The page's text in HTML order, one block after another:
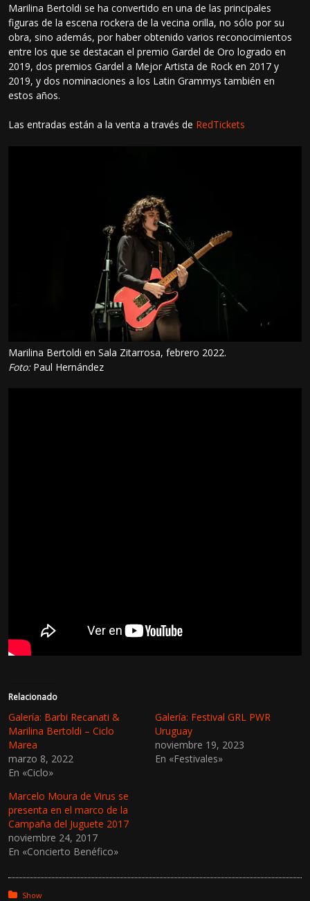
Marilina Bertoldi se ha convertido en una de las principales
figuras de la escena rockera de la vecina orilla, no sólo por su
obra, sino además, por haber obtenido varios reconocimientos
entre los que se destacan el premio Gardel de Oro logrado en
2019, dos premios Gardel a Mejor Artista de Rock en 2017 y
2019, y dos nominaciones a los Latin Grammys también en
estos años.
Las entradas están a la venta a través de RedTickets
Marilina Bertoldi en Sala Zitarrosa, febrero 2022.
Foto:Paul Hernández
Relacionado
Galería: Barbi Recanati &
Marilina Bertoldi – Ciclo
Marea
marzo 8, 2022
En «Ciclo»
Galería: Festival GRL PWR
Uruguay
noviembre 19, 2023
En «Festivales»
Marcelo Moura de Virus se
presenta en el marco de la
Campaña del Juguete 2017
noviembre 24, 2017
En «Concierto Benéfico»
Posted in:
Show